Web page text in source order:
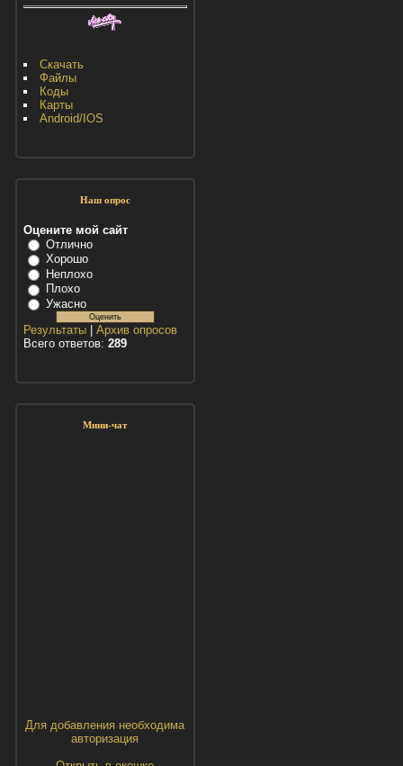
Скачать
Файлы
Коды
Карты
Android/IOS
Наш опрос
Оцените мой сайт
Отлично
Хорошо
Неплохо
Плохо
Ужасно
Результаты| Архив опросов
Всего ответов: 289
Мини-чат
Для добавления необходима
авторизация